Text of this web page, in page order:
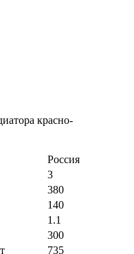
красно-
Россия
3
380
140
1.1
300
735